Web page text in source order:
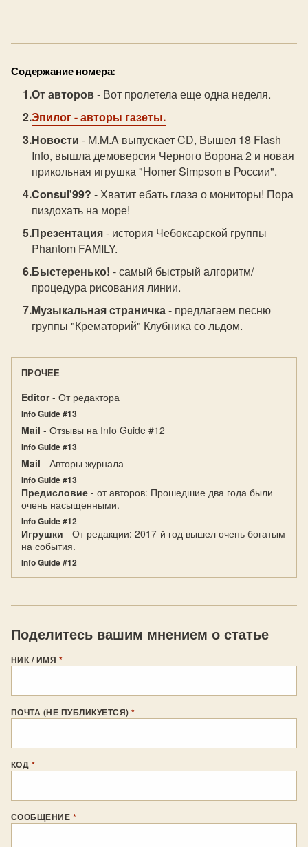
Содержание номера:
От авторов- Вот пролетела еще одна неделя.
Эпилог- авторы газеты.
Новости - M.M.A выпускает CD, Вышел 18 Flash
Info, вышла демоверсия Черного Ворона 2 и новая
прикольная игрушка "Homer Simpson в России".
Consul'99? - Хватит ебать глаза о мониторы! Пора
пиздохать на море!
Презентация- история Чебоксарской группы
Phantom FAMILY.
Быстеренько! - самый быстрый алгоритм/
процедура рисования линии.
Музыкальная страничка- предлагаем песню
группы "Крематорий" Клубника со льдом.
ПРОЧЕЕ
Editor- От редактора
Info Guide #13
Mail - Отзывы на Info Guide #12
Info Guide #13
Mail - Авторы журнала
Info Guide #13
Предисловие - от авторов: Прошедшие два года были
очень насыщенными.
Info Guide #12
Игрушки - От редакции: 2017-й год вышел очень богатым
на события.
Info Guide #12
Поделитесь вашим мнением о статье
НИК / ИМЯ *
ПОЧТА (НЕ ПУБЛИКУЕТСЯ)*
КОД *
СООБЩЕНИЕ *